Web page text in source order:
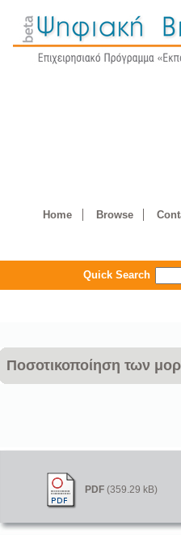
Home Browse
Quick Search
Ποσοτικοποίηση των
PDF(359.29 kB)